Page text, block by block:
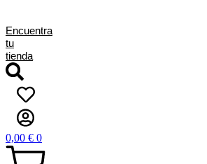
Encuentra
tu
tienda
0,00 € 0